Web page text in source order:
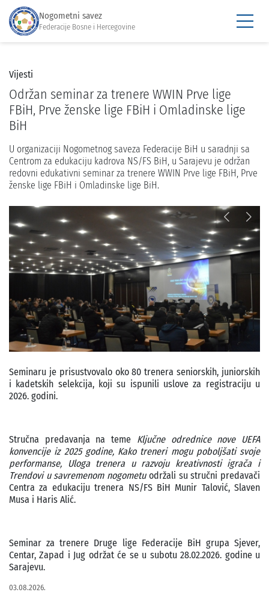
Nogometni savez
Federacije Bosne i Hercegovine
Vijesti
Održan seminar za trenere WWIN Prve lige
FBiH, Prve ženske lige FBiH i Omladinske lige
BiH
U organizaciji Nogometnog saveza Federacije BiH u saradnji sa
Centrom za edukaciju kadrova NS/FS BiH, u Sarajevu je održan
redovni edukativni seminar za trenere WWIN Prve lige FBiH, Prve
ženske lige FBiH i Omladinske lige BiH.
Seminaru je prisustvovalo oko 80 trenera seniorskih, juniorskih
i kadetskih selekcija, koji su ispunili uslove za registraciju u
2026. godini.
Stručna predavanja na teme Ključne odrednice nove UEFA
konvencije iz 2025 godine, Kako treneri mogu poboljšati svoje
performanse, Uloga trenera u razvoju kreativnosti igrača i
Trendovi u savremenom nogometuodržali su stručni predavači
Centra za edukaciju trenera NS/FS BiH Munir Talović, Slaven
Musa i Haris Alić.
Seminar za trenere Druge lige Federacije BiH grupa Sjever,
Centar, Zapad i Jug održat će se u subotu 28.02.2026. godine u
Sarajevu.
03.08.2026.